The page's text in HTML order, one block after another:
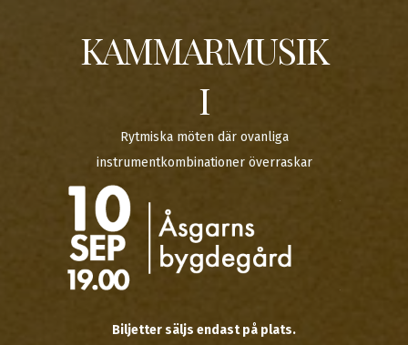
KAMMARMUSIK
I
Rytmiska möten där ovanliga
instrumentkombinationer överraskar
Biljetter säljs endast på plats.